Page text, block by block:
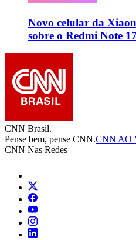
Novo celular da
sobre o Redmi Note 17
CNN Brasil.
Pense bem, pense CNN.CNN AO
CNN Nas Redes